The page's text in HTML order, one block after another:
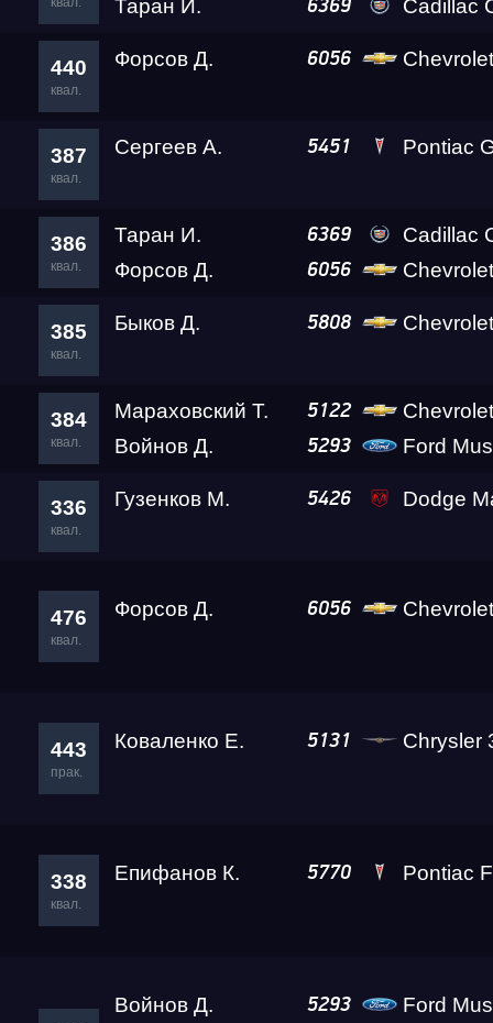
Таран И. 6369 Cadillac
440
квал.
Форсов Д. 6056
387
квал.
Сергеев А. 5451 Pontiac
386
квал.
Таран И. 6369
Cadillac
Форсов Д.
6056
385
квал.
Быков Д. 5808
384
квал.
Мараховский Т. 5122
Войнов Д.
5293 Ford
336
квал.
Гузенков М. 5426 Dodge
476
квал.
Форсов Д. 6056
443
прак.
Коваленко Е. 5131 Chrysler
338
квал.
Епифанов К. 5770 Pontiac
Войнов Д. 5293 Ford